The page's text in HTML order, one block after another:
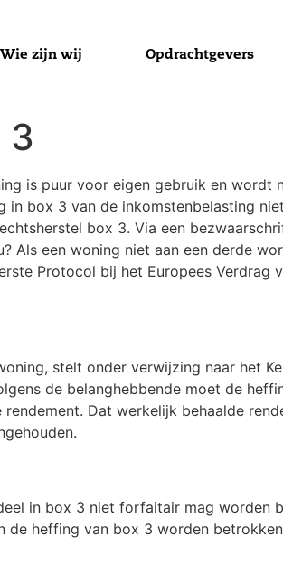
Wie zijn wij Opdrachtgevers
3
is puur voor eigen gebruik en wordt
box 3 van de inkomstenbelasting
box 3. Via een
Als een woning niet aan een derde
Protocol bij het Europees Verdrag
stelt onder verwijzing naar het
de belanghebbende moet de
Dat werkelijk behaalde
in box 3 niet forfaitair mag worden
de heffing van box 3 worden